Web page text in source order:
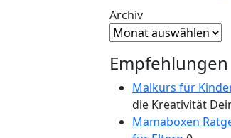
Archiv
Empfehlungen
Malkurs für
die Kreativität
Mamaboxen